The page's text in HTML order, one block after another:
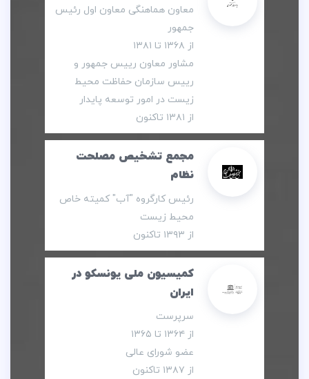
معاون هماهنگی معاون اول رئیس
جمهور
از ۱۳۶۸ تا ۱۳۸۱
مشاور معاون رییس جمهور و
رییس سازمان حفاظت محیط
زیست در امور توسعه پایدار
از ۱۳۸۱ تاکنون
مجمع تشخیص مصلحت
نظام
رئیس کارگروه "آب" کمیته خاص
محیط زیست
از ۱۳۹۳ تاکنون
کمیسیون ملی یونسکو در
ایران
سرپرست
از ۱۳۶۴ تا ۱۳۶۵
عضو شورای عالی
از ۱۳۸۷ تاکنون